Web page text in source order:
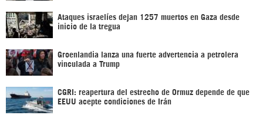
Ataques israelíes dejan 1257 muertos en Gaza desde
inicio de la tregua
Groenlandia lanza una fuerte advertencia a petrolera
vinculada a Trump
CGRI: reapertura del estrecho de Ormuz depende de que
EEUU acepte condiciones de Irán